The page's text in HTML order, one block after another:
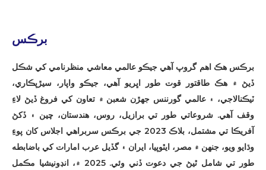
برڪس
برڪس هڪ اهم گروپ آهي جيڪو عالمي معاشي منظرنامي کي شڪل
ڏيڻ ۾ هڪ طاقتور قوت طور اڀريو آهي، جيڪو واپار، سيڙپڪاري،
ٽيڪنالاجي، ۽ عالمي گورننس جهڙن شعبن ۾ تعاون کي فروغ ڏيڻ لاءِ
وقف آهي. شروعاتي طور تي برازيل، روس، هندستان، چين ۽ ڏکڻ
آفريڪا تي مشتمل، بلاڪ 2023 جي برڪس سربراهي اجلاس کان پوءِ
وڌايو ويو، جنهن ۾ مصر، ايٿوپيا، ايران ۽ گڏيل عرب امارات کي باضابطه
طور تي شامل ٿيڻ جي دعوت ڏني وئي. 2025 ۾، انڊونيشيا مڪمل